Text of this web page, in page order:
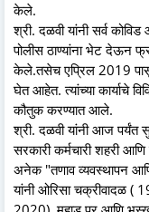
केले.
श्री. दळवी यांनी सर्व
पोलीस ठाण्यांना भेट देऊन
केले.तसेच एप्रिल 2019
घेत आहेत. त्यांच्या कार्याचे
कौतुक करण्यात आले.
श्री. दळवी यांनी आज पर्यंत
सरकारी कर्मचारी शहरी आणि
अनेक "तणाव व्यवस्थापन
यांनी ओरिसा चक्रीवादळ (